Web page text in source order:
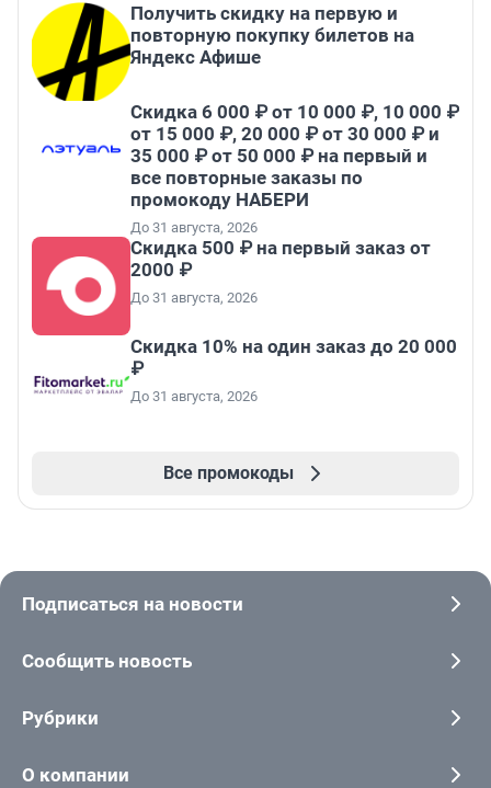
Получить скидку на первую и
повторную покупку билетов на
Яндекс Афише
Скидка 6 000 ₽ от 10 000 ₽, 10 000 ₽
от 15 000 ₽, 20 000 ₽ от 30 000 ₽ и
35 000 ₽ от 50 000 ₽ на первый и
все повторные заказы по
промокоду НАБЕРИ
До 31 августа, 2026
Скидка 500 ₽ на первый заказ от
2000 ₽
До 31 августа, 2026
Скидка 10% на один заказ до 20 000
₽
До 31 августа, 2026
Все промокоды
Подписаться на новости
Сообщить новость
Рубрики
О компании